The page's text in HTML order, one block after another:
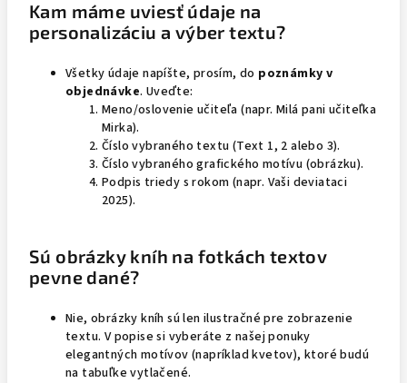
Kam máme uviesť údaje na
personalizáciu a výber textu?
Všetky údaje napíšte, prosím, do poznámky v
objednávke. Uveďte:
Meno/oslovenie učiteľa (napr. Milá pani učiteľka
Mirka).
Číslo vybraného textu (Text 1, 2 alebo 3).
Číslo vybraného grafického motívu (obrázku).
Podpis triedy s rokom (napr. Vaši deviataci
2025).
Sú obrázky kníh na fotkách textov
pevne dané?
Nie, obrázky kníh sú len ilustračné pre zobrazenie
textu. V popise si vyberáte z našej ponuky
elegantných motívov (napríklad kvetov), ktoré budú
na tabuľke vytlačené.